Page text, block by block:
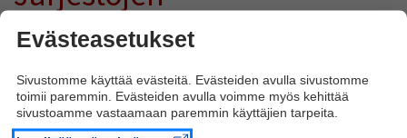
sosiaaliturvaopas 2026
julkaistu
06.02.2026
18 eri järjestön yhdessä tuottama Sosiaaliturvaopas on päivitetty
Evästeasetukset
Sivustomme käyttää evästeitä. Evästeiden avulla sivustomme
toimii paremmin. Evästeiden avulla voimme myös kehittää
sivustoamme vastaamaan paremmin käyttäjien tarpeita.